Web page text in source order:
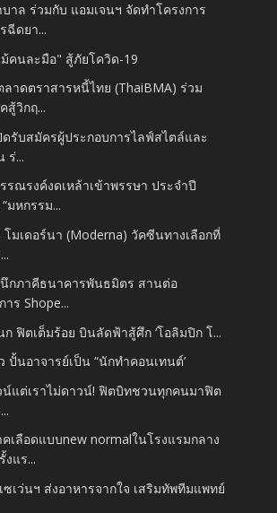
าล ร่วมกับ แอมเจนฯ จัดทำโครงการ
ฉีดยา...
คนละมือ" สู้ภัยโควิด-19
าดตราสารหนี้ไทย (ThaiBMA) ร่วม
สู้วิกฤ...
ดรับสมัครผู้ประกอบการไลฟ์สไตล์และ
ร่...
รณรงค์งดเหล้าเข้าพรรษา ประจำปี
มหกรรม...
โมเดอร์นา (Moderna) วัคซีนทางเลือกที่
กภาคีธนาคารพันธมิตร สานต่อ
าร Shope...
ก ฟิตเต็มร้อย บินลัดฟ้าสู้ศึก ‘โอลิมปิก โ...
ปั้นอาจารย์เป็น “นักทำคอนเทนต์’
น์แต่เราไม่ดาวน์! ฟิตบิทชวนทุกคนมาฟิต
เลือดแบบnew normalในโรงแรมกลาง
งแร...
ซเว่นฯ ส่งอาหารจากใจ เสริมทัพทีมแพทย์